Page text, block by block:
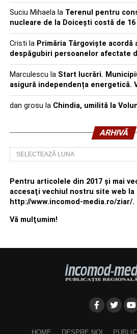
Suciu Mihaelala Terenul pentru
nucleare de la Doicești costă de
Cristi la Primăria Târgoviște
despăgubiri persoanelor afectate
Marculescu la Start lucrări.
asigură independența energetică.
dan grosu la Chindia, umilită la
ARHIVĂ
Arhivă
Pentru articolele din 2017 şi mai
accesaţi vechiul nostru site web la
http://www.incomod-media.ro/ziar/.
Vă mulţumim!
HOME DESPRE NOI